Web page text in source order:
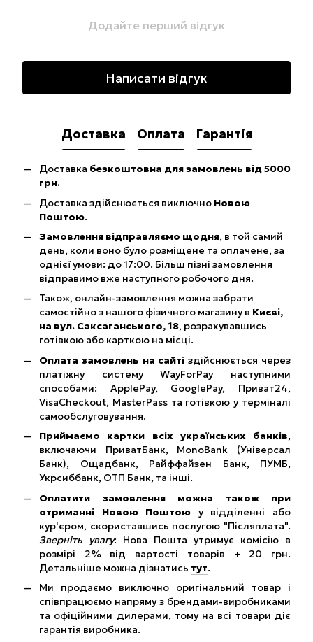
Додайте перший відгук
Написати відгук
Доставка Оплата Гарантія
Доставка безкоштовна для замовлень від 5000
грн.
Доставка здійснюється виключно Новою
Поштою.
Замовлення відправляємо щодня, в той самий
день, коли воно було розміщене та оплачене, за
однієї умови: до 17:00. Більш пізні замовлення
відправимо вже наступного робочого дня.
Також, онлайн-замовлення можна забрати
самостійно з нашого фізичного магазину в Києві,
на вул. Саксаганського, 18, розрахувавшись
готівкою або карткою на місці.
Оплата замовлень на сайтіздійснюється через
платіжну систему WayForPay наступними
способами: ApplePay, GooglePay, Приват24,
VisaCheckout, MasterPass та готівкою у терміналі
самообслуговування.
Приймаємо картки всіх українських банків,
включаючи ПриватБанк, MonoBank (Універсал
Банк), Ощадбанк, Райффайзен Банк, ПУМБ,
Укрсиббанк, ОТП Банк, та інші.
Оплатити замовлення можна також при
отриманні Новою Поштою у відділенні або
кур'єром, скориставшись послугою "Післяплата".
Зверніть увагу: Нова Пошта утримує комісію в
розмірі 2% від вартості товарів + 20 грн.
Детальніше можна дізнатись тут.
Ми продаємо виключно оригінальний товар і
співпрацюємо напряму з брендами-виробниками
та офіційними дилерами, тому на всі товари діє
гарантія виробника.